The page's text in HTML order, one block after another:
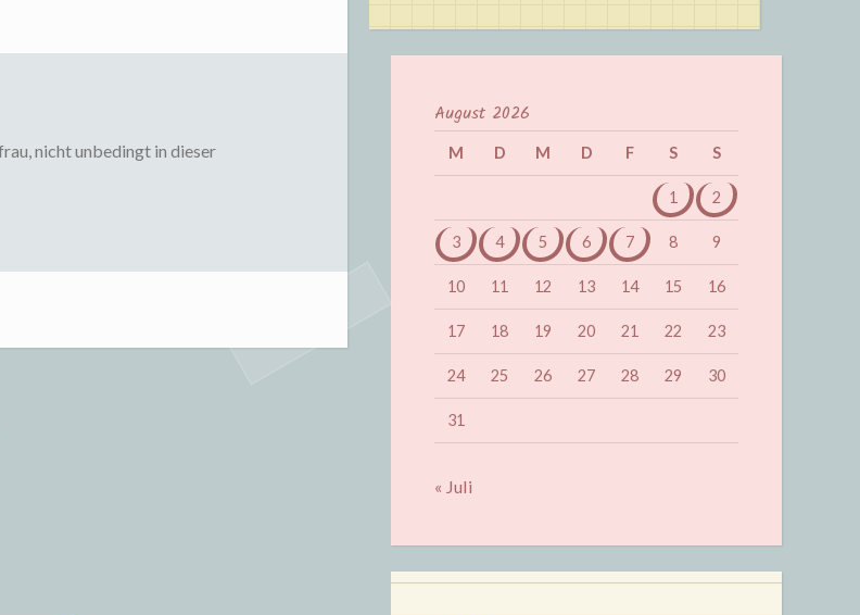
nicht unbedingt in dieser
August 2026
M D M D F S S
1 2
3 4 5 6 7 8 9
10 11 12 13 14 15 16
17 18 19 20 21 22 23
24 25 26 27 28 29 30
31
« Juli